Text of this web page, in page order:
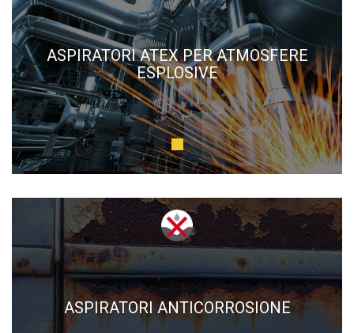
ASPIRATORI ATEX PER ATMOSFERE
ESPLOSIVE
ASPIRATORI ANTICORROSIONE